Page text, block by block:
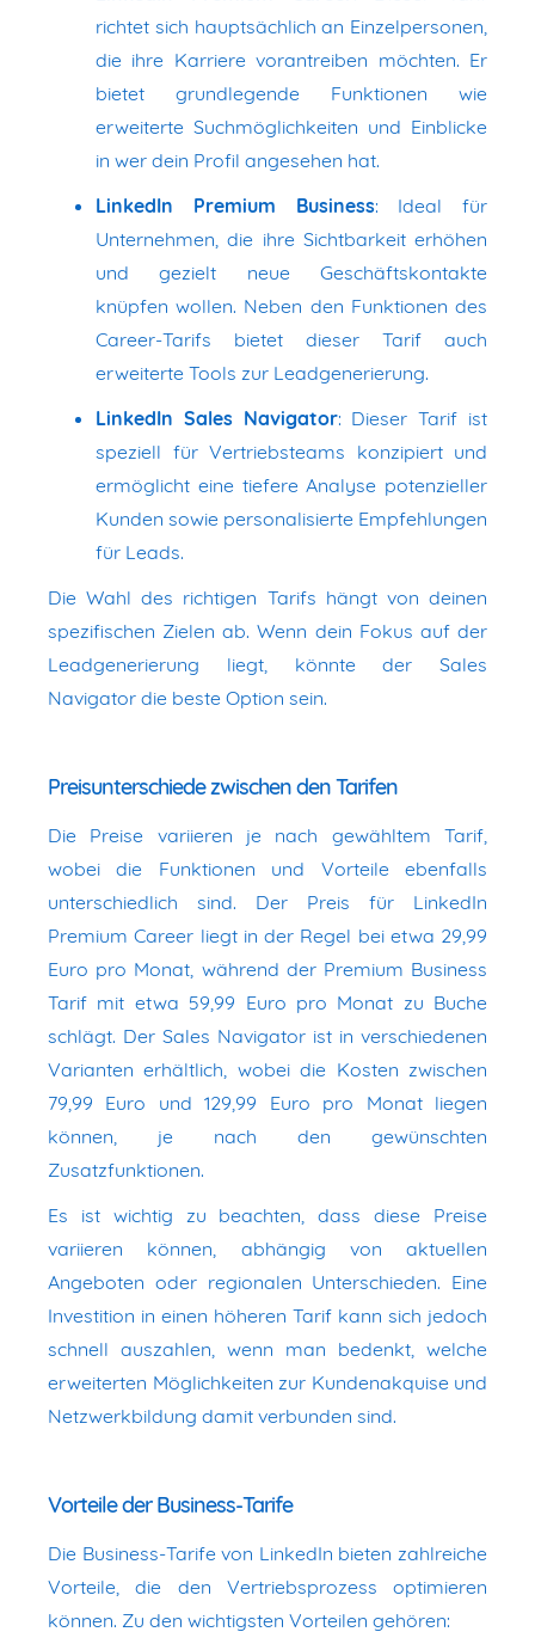
richtet sich hauptsächlich an Einzelpersonen,
die ihre Karriere vorantreiben möchten. Er
bietet grundlegende Funktionen wie
erweiterte Suchmöglichkeiten und Einblicke
in wer dein Profil angesehen hat.
LinkedIn Premium Business: Ideal für
Unternehmen, die ihre Sichtbarkeit erhöhen
und gezielt neue Geschäftskontakte
knüpfen wollen. Neben den Funktionen des
Career-Tarifs bietet dieser Tarif auch
erweiterte Tools zur Leadgenerierung.
LinkedIn Sales Navigator: Dieser Tarif ist
speziell für Vertriebsteams konzipiert und
ermöglicht eine tiefere Analyse potenzieller
Kunden sowie personalisierte Empfehlungen
für Leads.
Die Wahl des richtigen Tarifs hängt von deinen
spezifischen Zielen ab. Wenn dein Fokus auf der
Leadgenerierung liegt, könnte der Sales
Navigator die beste Option sein.
Preisunterschiede zwischen den Tarifen
Die Preise variieren je nach gewähltem Tarif,
wobei die Funktionen und Vorteile ebenfalls
unterschiedlich sind. Der Preis für LinkedIn
Premium Career liegt in der Regel bei etwa 29,99
Euro pro Monat, während der Premium Business
Tarif mit etwa 59,99 Euro pro Monat zu Buche
schlägt. Der Sales Navigator ist in verschiedenen
Varianten erhältlich, wobei die Kosten zwischen
79,99 Euro und 129,99 Euro pro Monat liegen
können, je nach den gewünschten
Zusatzfunktionen.
Es ist wichtig zu beachten, dass diese Preise
variieren können, abhängig von aktuellen
Angeboten oder regionalen Unterschieden. Eine
Investition in einen höheren Tarif kann sich jedoch
schnell auszahlen, wenn man bedenkt, welche
erweiterten Möglichkeiten zur Kundenakquise und
Netzwerkbildung damit verbunden sind.
Vorteile der Business-Tarife
Die Business-Tarife von LinkedIn bieten zahlreiche
Vorteile, die den Vertriebsprozess optimieren
können. Zu den wichtigsten Vorteilen gehören: